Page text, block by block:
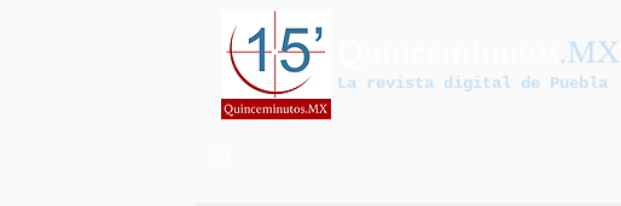
.MX
La revista digital de Puebla